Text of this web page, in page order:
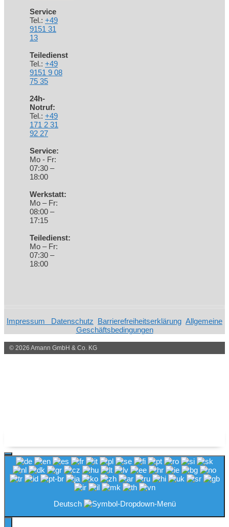
Service
Tel.: +49
9151 31
13
Teiledienst
Tel.: +49
9151 9 08
75 35
24h-
Notruf:
Tel.: +49
171 2 31
92 27
Service:
Mo - Fr:
07:30 –
18:00
Werkstatt:
Mo – Fr:
08:00 –
17:15
Teiledienst:
Mo – Fr:
07:30 –
18:00
Impressum Datenschutz Barrierefreiheitserklärung Allgemeine
Geschäftsbedingungen
© 2026 Amann GmbH & Co. KG
Schließen
Deutsch